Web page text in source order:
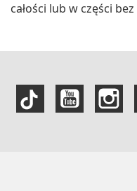
całości lub w części